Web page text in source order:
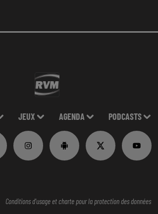
JEUX AGENDA PODCASTS
Conditions d'usage et charte pour la protection des données